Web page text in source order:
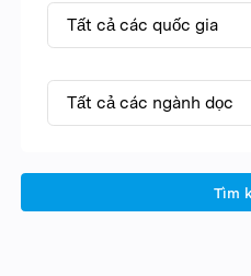
Tìm